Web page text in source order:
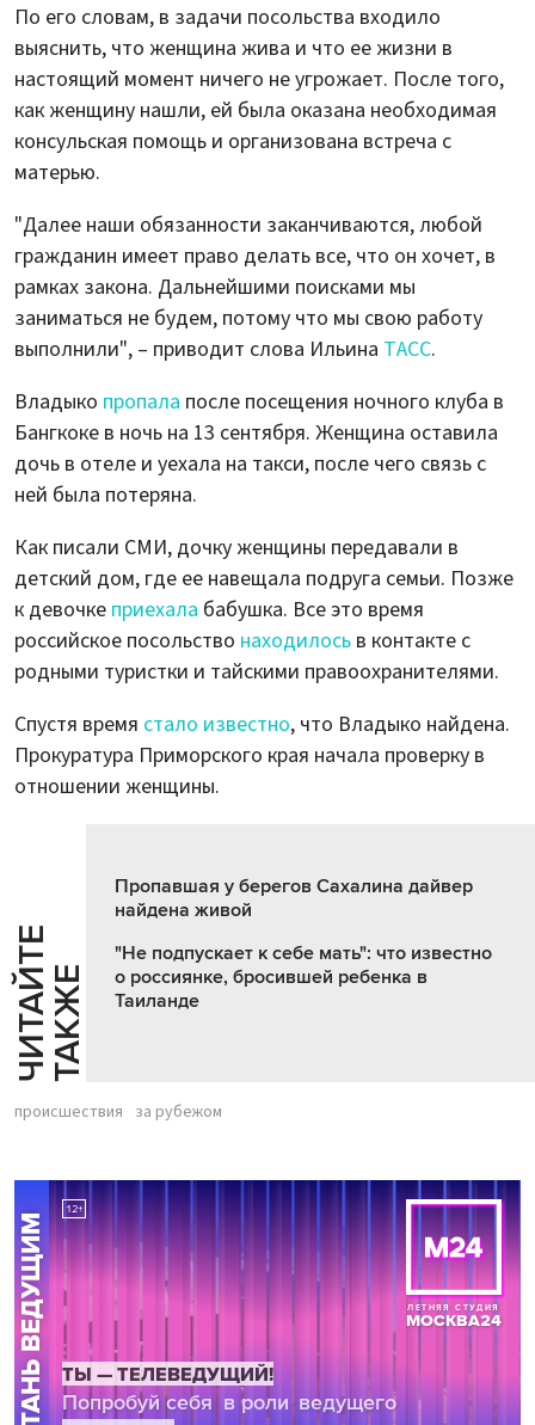
По его словам, в задачи посольства входило
выяснить, что женщина жива и что ее жизни в
настоящий момент ничего не угрожает. После того,
как женщину нашли, ей была оказана необходимая
консульская помощь и организована встреча с
матерью.
"Далее наши обязанности заканчиваются, любой
гражданин имеет право делать все, что он хочет, в
рамках закона. Дальнейшими поисками мы
заниматься не будем, потому что мы свою работу
выполнили", – приводит слова Ильина ТАСС.
Владыко пропала после посещения ночного клуба в
Бангкоке в ночь на 13 сентября. Женщина оставила
дочь в отеле и уехала на такси, после чего связь с
ней была потеряна.
Как писали СМИ, дочку женщины передавали в
детский дом, где ее навещала подруга семьи. Позже
к девочке приехала бабушка. Все это время
российское посольство находилось в контакте с
родными туристки и тайскими правоохранителями.
Спустя время стало известно, что Владыко найдена.
Прокуратура Приморского края начала проверку в
отношении женщины.
Ч
И
Т
АЙ
Т
Е
Т
А
К
ЖЕ
Пропавшая у берегов Сахалина дайвер
найдена живой
"Не подпускает к себе мать": что известно
о россиянке, бросившей ребенка в
Таиланде
происшествия за рубежом